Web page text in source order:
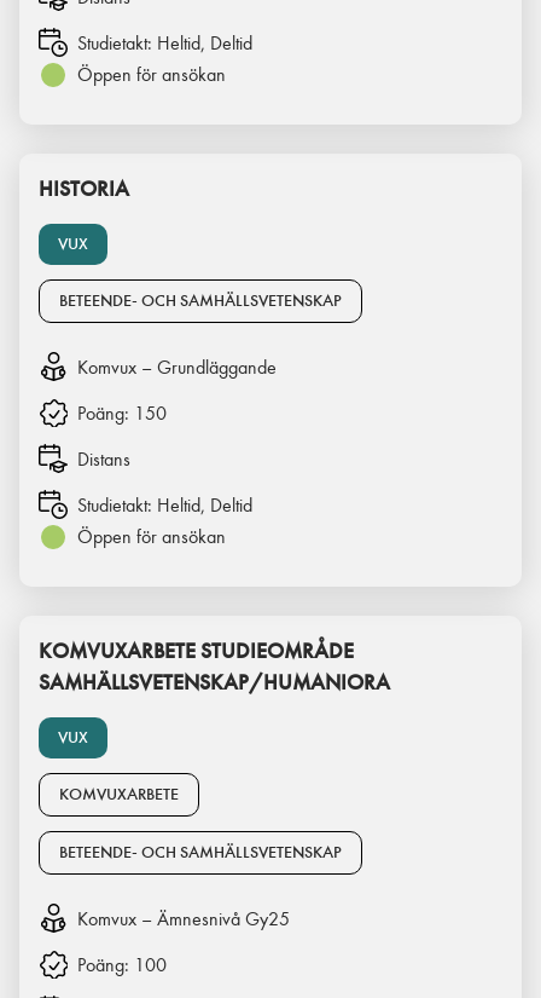
Studietakt: Heltid, Deltid
Öppen för ansökan
VUX
HISTORIA
BETEENDE- OCH SAMHÄLLSVETENSKAP
Komvux – Grundläggande
Poäng: 150
Distans
Studietakt: Heltid, Deltid
Öppen för ansökan
VUX
KOMVUXARBETE STUDIEOMRÅDE
SAMHÄLLSVETENSKAP/HUMANIORA
KOMVUXARBETE
BETEENDE- OCH SAMHÄLLSVETENSKAP
Komvux – Ämnesnivå Gy25
Poäng: 100